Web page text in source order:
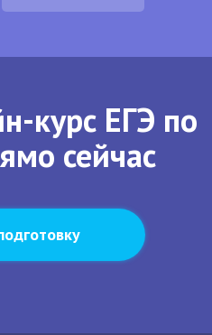
курс ЕГЭ по
сейчас